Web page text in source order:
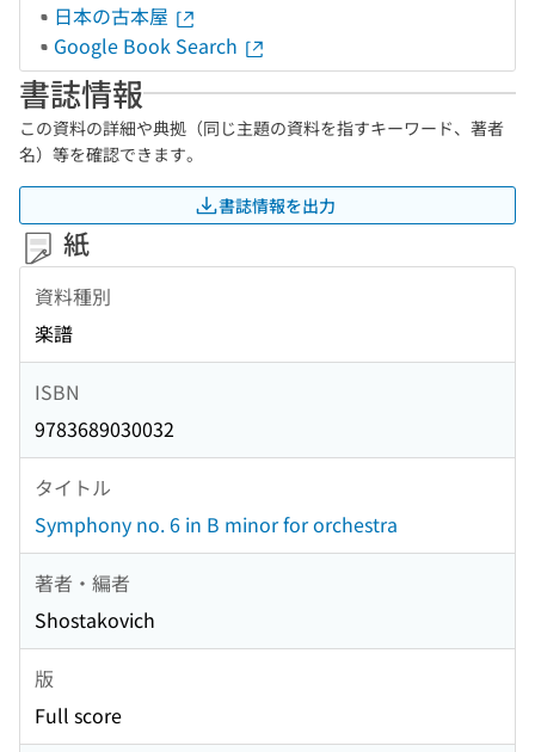
日本の古本屋
Google Book Search
書誌情報
この資料の詳細や典拠（同じ主題の資料を指すキーワード、著者
名）等を確認できます。
書誌情報を出力
紙
資料種別
楽譜
ISBN
9783689030032
タイトル
Symphony no. 6 in B minor for orchestra
著者・編者
Shostakovich
版
Full score